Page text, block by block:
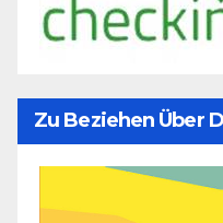
Zu Beziehen Über